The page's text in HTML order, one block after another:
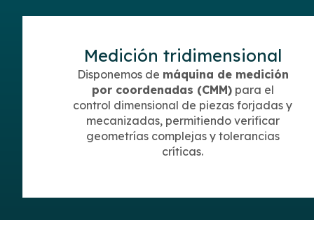
Medición tridimensional
Disponemos de máquina de medición
por coordenadas (CMM)para el
control dimensional de piezas forjadas y
mecanizadas, permitiendo verificar
geometrías complejas y tolerancias
críticas.